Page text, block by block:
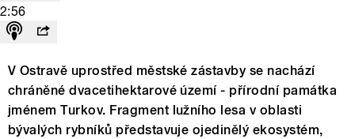
2:56
V Ostravě uprostřed městské zástavby se nachází
chráněné dvacetihektarové území - přírodní památka
jménem Turkov. Fragment lužního lesa v oblasti
bývalých rybníků představuje ojedinělý ekosystém,